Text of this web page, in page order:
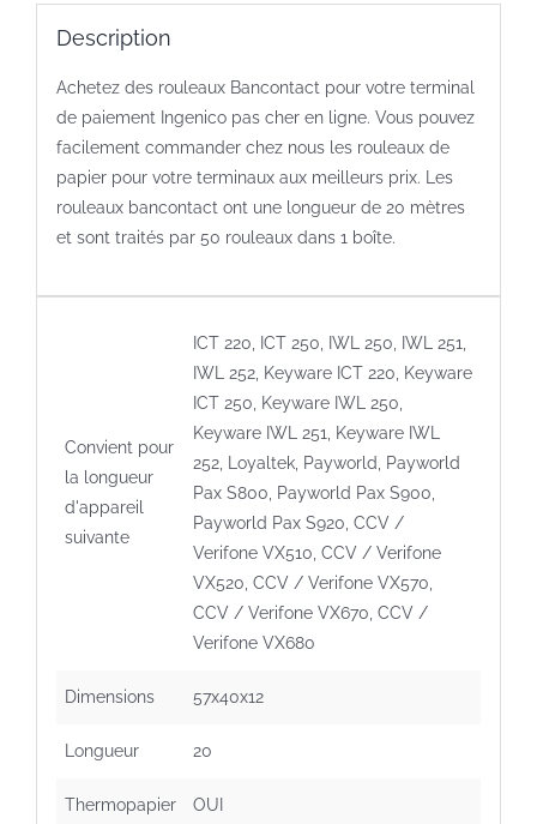
Description
Achetez des rouleaux Bancontact pour votre terminal
de paiement Ingenico pas cher en ligne. Vous pouvez
facilement commander chez nous les rouleaux de
papier pour votre terminaux aux meilleurs prix. Les
rouleaux bancontact ont une longueur de 20 mètres
et sont traités par 50 rouleaux dans 1 boîte.
Convient pour
la longueur
d'appareil
suivante
ICT 220, ICT 250, IWL 250, IWL 251,
IWL 252, Keyware ICT 220, Keyware
ICT 250, Keyware IWL 250,
Keyware IWL 251, Keyware IWL
252, Loyaltek, Payworld, Payworld
Pax S800, Payworld Pax S900,
Payworld Pax S920, CCV /
Verifone VX510, CCV / Verifone
VX520, CCV / Verifone VX570,
CCV / Verifone VX670, CCV /
Verifone VX680
Dimensions 57x40x12
Longueur 20
Thermopapier OUI